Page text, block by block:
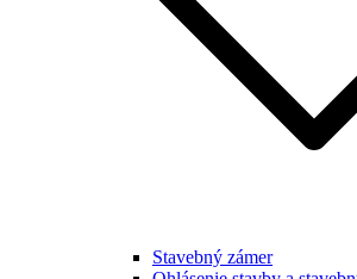
Stavebný zámer